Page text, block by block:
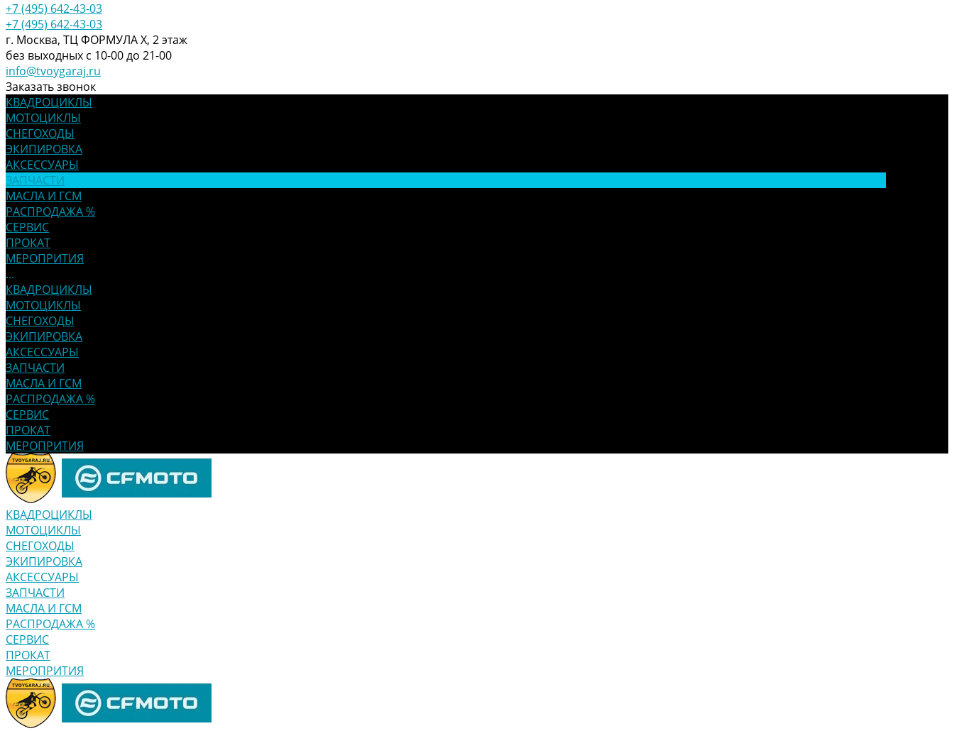
+7 (495) 642-43-03
+7 (495) 642-43-03
г. Москва, ТЦ ФОРМУЛА Х, 2 этаж
без выходных с 10-00 до 21-00
info@tvoygaraj.ru
Заказать звонок
КВАДРОЦИКЛЫ
МОТОЦИКЛЫ
СНЕГОХОДЫ
ЭКИПИРОВКА
АКСЕССУАРЫ
ЗАПЧАСТИ
МАСЛА И ГСМ
РАСПРОДАЖА %
СЕРВИС
ПРОКАТ
МЕРОПРИТИЯ
...
КВАДРОЦИКЛЫ
МОТОЦИКЛЫ
СНЕГОХОДЫ
ЭКИПИРОВКА
АКСЕССУАРЫ
ЗАПЧАСТИ
МАСЛА И ГСМ
РАСПРОДАЖА %
СЕРВИС
ПРОКАТ
МЕРОПРИТИЯ
КВАДРОЦИКЛЫ
МОТОЦИКЛЫ
СНЕГОХОДЫ
ЭКИПИРОВКА
АКСЕССУАРЫ
ЗАПЧАСТИ
МАСЛА И ГСМ
РАСПРОДАЖА %
СЕРВИС
ПРОКАТ
МЕРОПРИТИЯ